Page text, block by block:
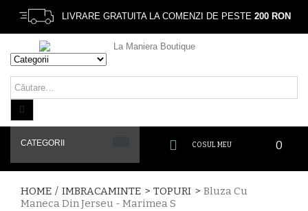
LIVRARE GRATUITA LA COMENZI DE PESTE 200 RON
COSUL MEU 0
CATEGORII
HOME / IMBRACAMINTE > TOPURI > Bluza Cu
Maneca Din Jerseu - Marimea S